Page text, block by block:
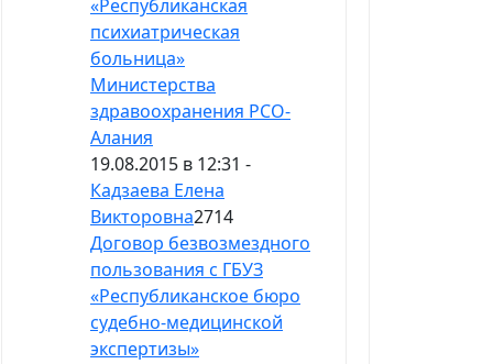
«Республиканская
психиатрическая
больница»
Министерства
здравоохранения РСО-
Алания
19.08.2015 в 12:31 -
Кадзаева Елена
Викторовна2714
Договор безвозмездного
пользования с ГБУЗ
«Республиканское бюро
судебно-медицинской
экспертизы»